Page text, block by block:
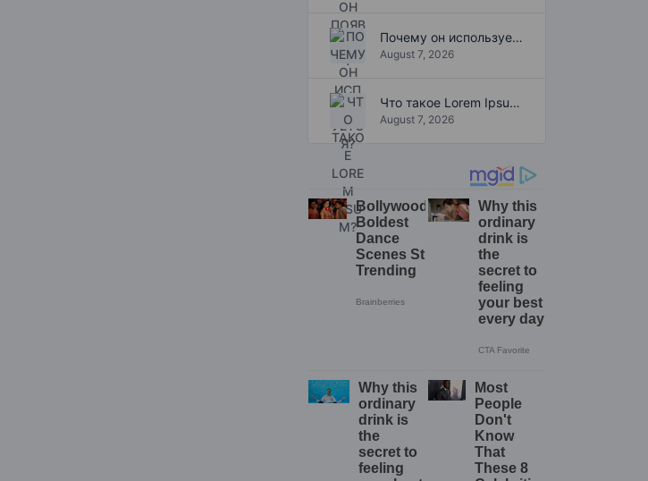
Почему он используется?
August 7, 2026
Что такое Lorem Ipsum?
August 7, 2026